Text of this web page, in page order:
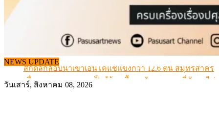
NEWS UPDATE
สกัดลักลอบนำเข้าเอ็นโคแช่แข็งกว่า 12.6 ตัน สมุทรสาคร
เมื่อเกษตรกรถูกมองเป็นผู้ร้ายเบื้องหลังราคาหมูที่สังคมไม่
วันเสาร์, สิงหาคม 08, 2026